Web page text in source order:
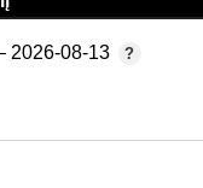
2026-08-13